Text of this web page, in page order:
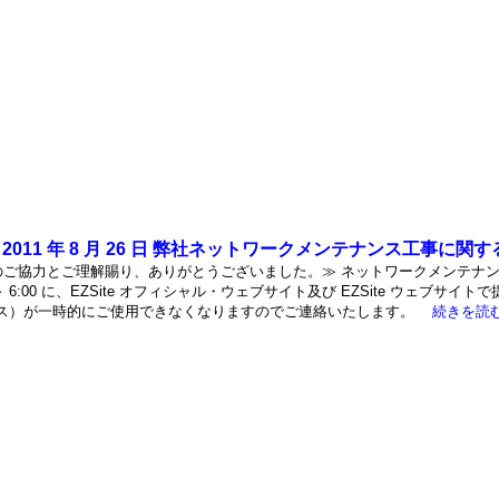
年 8 月 26 日 弊社ネットワークメンテナンス工事に関す
協力とご理解賜り、ありがとうございました。≫ ネットワークメンテナ
6:00 に、EZSite オフィシャル・ウェブサイト及び EZSite ウェブサイトで
）が一時的にご使用できなくなりますのでご連絡いたします。 続きを読